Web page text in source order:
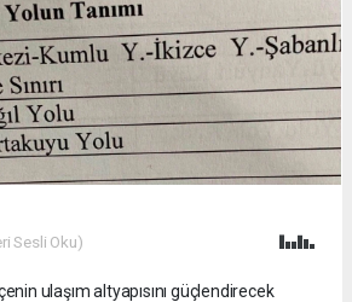
Sesli Oku)
ulaşım altyapısını güçlendirecek